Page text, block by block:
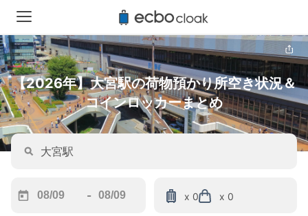
【2026年】大宮駅の荷物預かり所空き状況＆
コインロッカーまとめ
-
x 0 x 0